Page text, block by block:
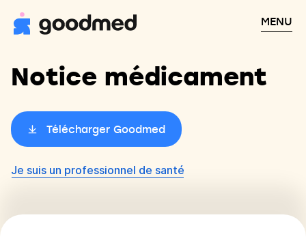
MENU
Notice médicament
Télécharger Goodmed
Je suis un professionnel de santé